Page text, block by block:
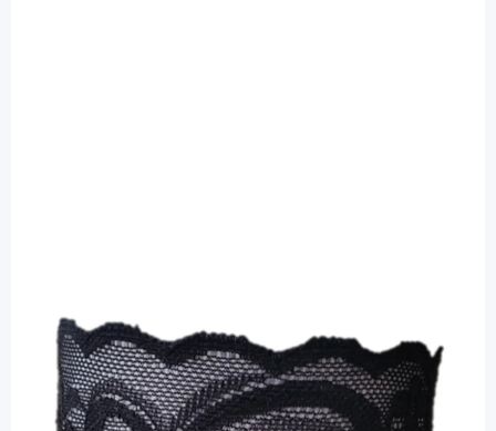
bre.parat Spitzen-Armbinde schwarz 36
- 38 cm - Schutz für Pod oder Sensor / 2
Stück